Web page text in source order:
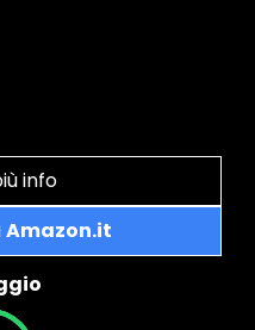
info
Amazon.it